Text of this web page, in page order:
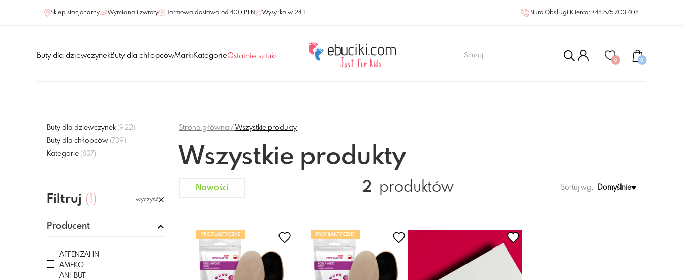
Sklep stacjonarny Wymiana i zwroty Darmowa dostawa od 400 PLN Wysyłka w 24H Biuro Obsługi Klienta: +48 575 703 408
Buty dla dziewczynekButy dla chłopcówMarkiKategorieOstatnie sztuki
0 0
Strona główna Wszystkie produkty
Wszystkie produkty
Nowości 2 produktów Sortuj wg.: Domyślnie
Buty dla dziewczynek (922)
Buty dla chłopców (739)
Kategorie (837)
Filtruj (1) wyczyść
Producent
AFFENZAHN
AMEKO
ANI-BUT
PROFILAKTYCZNE PROFILAKTYCZNE